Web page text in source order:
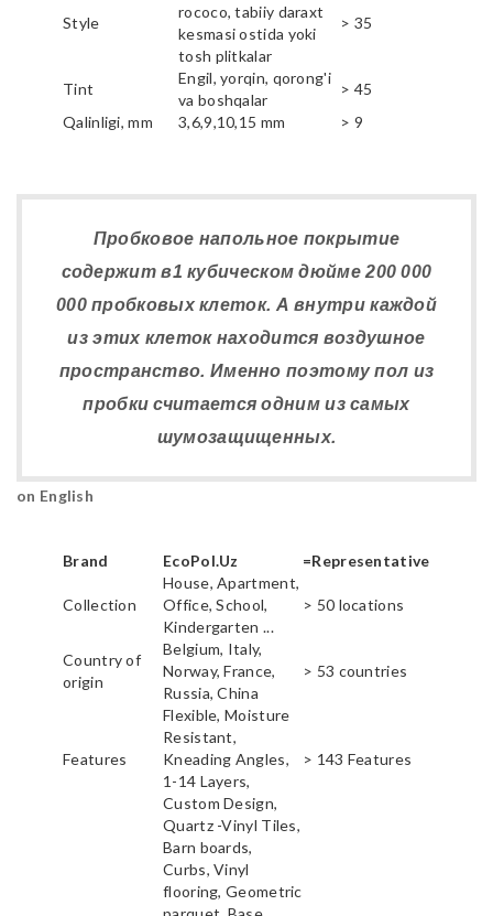
Style
rococo, tabiiy daraxt
kesmasi ostida yoki
tosh plitkalar
> 35
Tint
Engil, yorqin, qorong'i
va boshqalar
> 45
Qalinligi, mm
3,6,9,10,15 mm > 9
Пробковое напольное покрытие
содержит в1 кубическом дюйме 200 000
000 пробковых клеток. А внутри каждой
из этих клеток находится воздушное
пространство. Именно поэтому пол из
пробки считается одним из самых
шумозащищенных.
on English
Brand EcoPol.Uz =Representative
Collection
House, Apartment,
Office, School,
Kindergarten ...
> 50 locations
Country of
origin
Belgium, Italy,
Norway, France,
Russia, China
> 53 countries
Features
Flexible, Moisture
Resistant,
Kneading Angles,
1-14 Layers,
Custom Design,
> 143 Features
Quartz -Vinyl Tiles,
Barn boards,
Curbs, Vinyl
flooring, Geometric